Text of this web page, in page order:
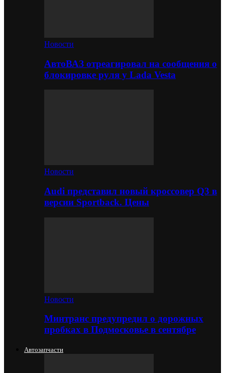
Новости
АвтоВАЗ отреагировал на сообщения о
блокировке руля у Lada Vesta
Новости
Audi представил новый кроссовер Q3 в
версии Sportback. Цены
Новости
Минтранс предупредил о дорожных
пробках в Подмосковье в сентябре
Автозапчасти